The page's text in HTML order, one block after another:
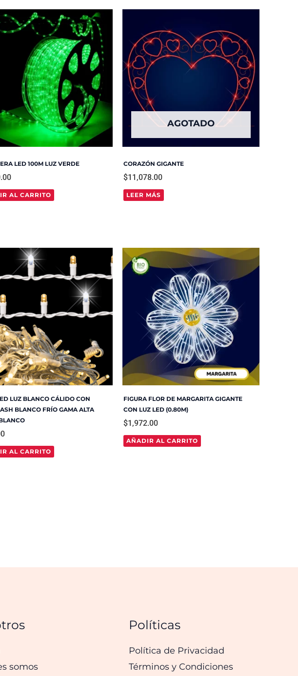
LED 100M LUZ VERDE
AL CARRITO
AGOTADO
CORAZÓN GIGANTE
$11,078.00
LEER MÁS
LUZ BLANCO CÁLIDO CON
BLANCO FRÍO GAMA ALTA
AL CARRITO
FIGURA FLOR DE MARGARITA GIGANTE
CON LUZ LED (0.80M)
$1,972.00
AÑADIR AL CARRITO
somos
Políticas
Política de Privacidad
Términos y Condiciones